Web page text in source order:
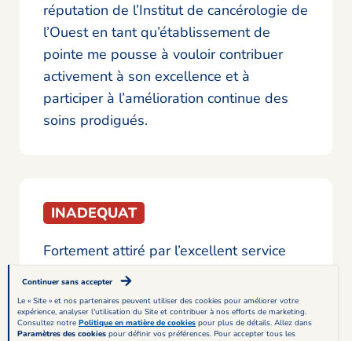
réputation de l’Institut de cancérologie de
l’Ouest en tant qu’établissement de
pointe me pousse à vouloir contribuer
activement à son excellence et à
participer à l’amélioration continue des
soins prodigués.
INADEQUAT
Fortement attiré par l’excellent service
aux patients de votre établissement, je
me réjouis d’une possible collaboration
avec vos équipes internes et externes.
Continuer sans accepter
Le « Site » et nos partenaires peuvent utiliser des cookies pour améliorer votre
expérience, analyser l'utilisation du Site et contribuer à nos efforts de marketing.
Consultez notre Politique en matière de cookies pour plus de détails. Allez dans
Paramètres des cookies pour définir vos préférences. Pour accepter tous les